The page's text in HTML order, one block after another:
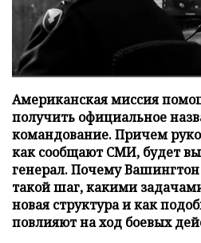
Американская миссия
получить официальное
командование. Причем
как сообщают СМИ, будет
генерал. Почему
такой шаг, какими
новая структура и как
повлияют на ход боевых